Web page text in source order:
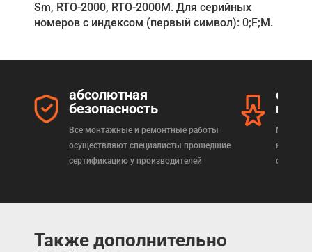
Sm, RTO-2000, RTO-2000M. Для серийных
номеров с индексом (первый символ): 0;F;M.
абсолютная
безопасность
Все монтажные и ремонтные работы
осуществляют специалисты прошедшие
сертификацию у производителей
Мы
Также дополнительно